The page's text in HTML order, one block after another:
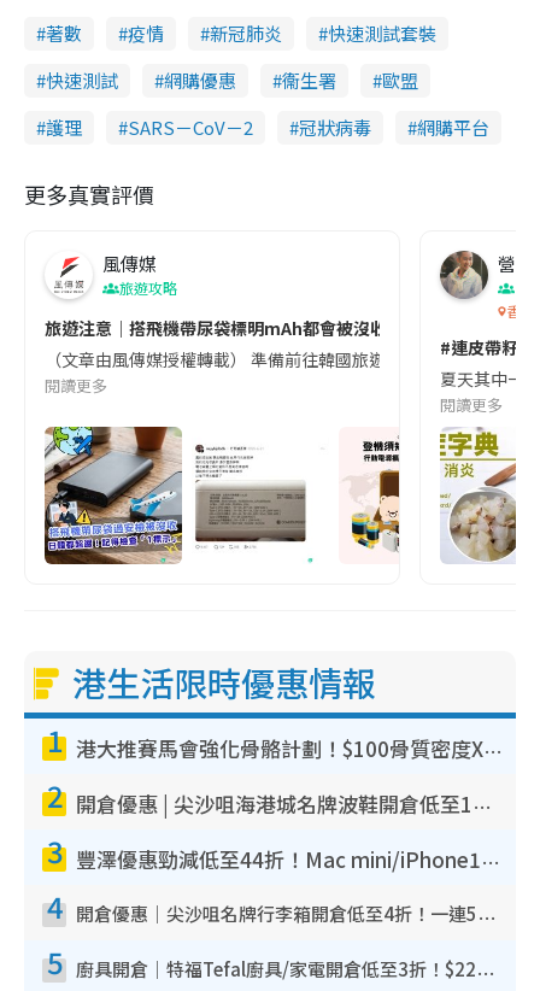
著數 疫情 新冠肺炎
快速測試套裝
快速測試
網購優惠 衞生署
歐盟
護理
SARS－CoV－2 冠狀病毒 網購平台
更多真實評價
風傳媒
旅遊攻略
旅遊注意｜搭飛機帶尿袋標明mAh都會被沒收😱出發前切記檢查
（文章由風傳媒授權轉載） 準備前往韓國旅遊的民眾，近期要
閱讀更多
營養
香港
#連皮帶籽
夏天其中一
閱讀更多
港生活限時優惠情報
1 港大推賽馬會強化骨骼計劃！$100骨質密度X光檢查 完成免費運動訓練送超市禮券！附參加資格
2 開倉優惠 | 尖沙咀海港城名牌波鞋開倉低至1折！On鞋$899起／Joy&Peace鞋履$98起
3 豐澤優惠勁減低至44折！Mac mini/iPhone17Pro大減價！廚房家電$220起
4 開倉優惠｜尖沙咀名牌行李箱開倉低至4折！一連5日 American Tourister/ace./Hallmark $200起！
5 廚具開倉｜特福Tefal廚具/家電開倉低至3折！$220起買平底鍋/炒鑊/湯煲！電飯煲/吸塵機/燙斗$418起